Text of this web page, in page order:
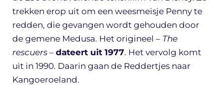
trekken erop uit om een weesmeisje Penny te
redden, die gevangen wordt gehouden door
de gemene Medusa. Het origineel – The
rescuers – dateert uit 1977. Het vervolg komt
uit in 1990. Daarin gaan de Reddertjes naar
Kangoeroeland.